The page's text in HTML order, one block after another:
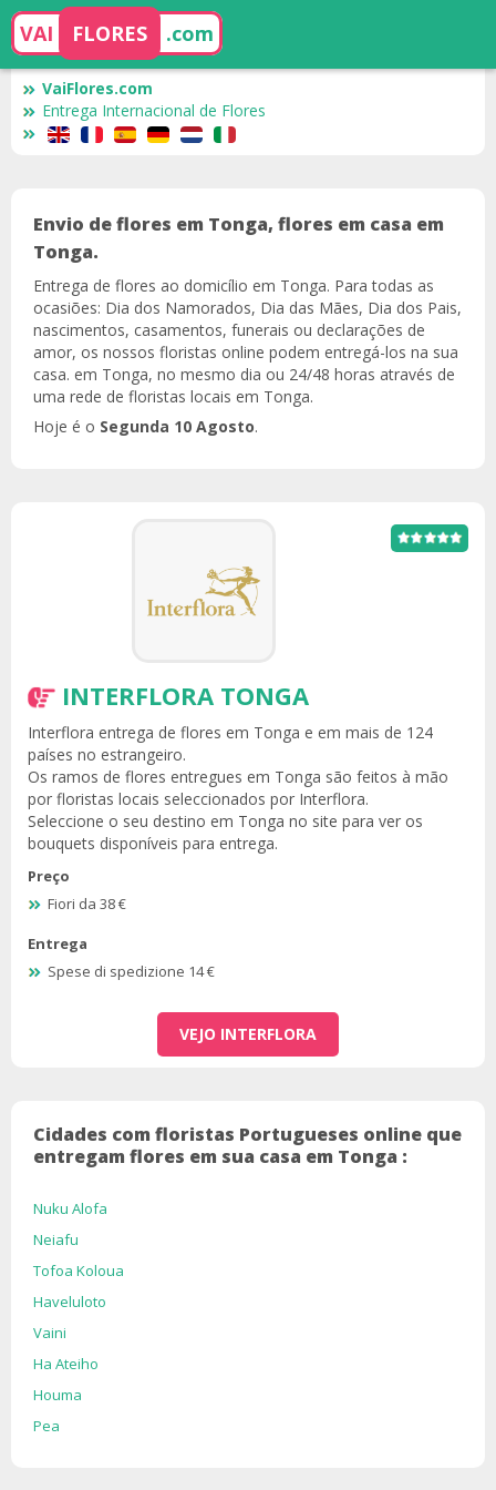
VAI FLORES .com
VaiFlores.com
Entrega Internacional de Flores
Envio de flores em Tonga, flores em casa em
Tonga.
Entrega de flores ao domicílio em Tonga. Para todas as
ocasiões: Dia dos Namorados, Dia das Mães, Dia dos Pais,
nascimentos, casamentos, funerais ou declarações de
amor, os nossos floristas online podem entregá-los na sua
casa. em Tonga, no mesmo dia ou 24/48 horas através de
uma rede de floristas locais em Tonga.
Hoje é o Segunda 10 Agosto.
INTERFLORA TONGA
Interflora entrega de flores em Tonga e em mais de 124
países no estrangeiro.
Os ramos de flores entregues em Tonga são feitos à mão
por floristas locais seleccionados por Interflora.
Seleccione o seu destino em Tonga no site para ver os
bouquets disponíveis para entrega.
Preço
Fiori da 38 €
Entrega
Spese di spedizione 14 €
VEJO INTERFLORA
Cidades com floristas Portugueses online que
entregam flores em sua casa em Tonga :
Nuku Alofa
Neiafu
Tofoa Koloua
Haveluloto
Vaini
Ha Ateiho
Houma
Pea